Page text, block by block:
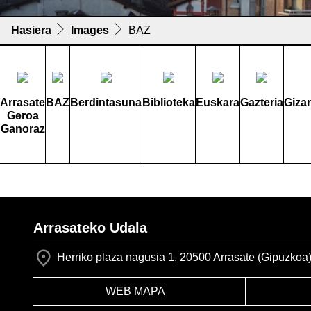
Hasiera Images BAZ
Arrasate
Geroa
Ganoraz
BAZ Berdintasuna Biblioteka EuskaraGazteria
Arrasateko Udala
Herriko plaza nagusia 1, 20500 Arrasate (Gipuzkoa)
WEB MAPA